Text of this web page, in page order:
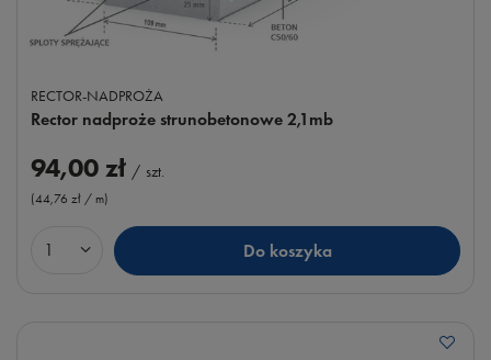
RECTOR-NADPROŻA
Rector nadproże strunobetonowe 2,1mb
94,00 zł / szt.
(44,76 zł / m)
Ilość produktów Do koszyka